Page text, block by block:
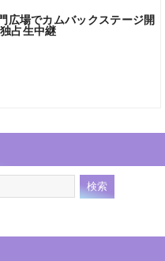
広場でカムバックステージ開
占生中継